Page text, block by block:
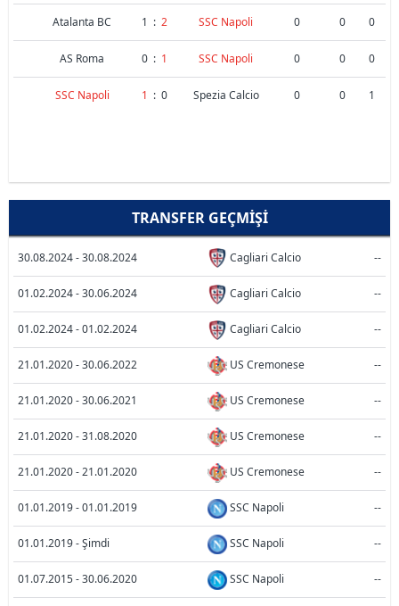
Atalanta BC 1 : 2 SSC Napoli 0 0 0
AS Roma 0 : 1 SSC Napoli 0 0 0
SSC Napoli 1 : 0 Spezia Calcio 0 0 1
TRANSFER GEÇMIŞI
30.08.2024 - 30.08.2024 Cagliari Calcio --
01.02.2024 - 30.06.2024 Cagliari Calcio --
01.02.2024 - 01.02.2024 Cagliari Calcio --
21.01.2020 - 30.06.2022 US Cremonese --
21.01.2020 - 30.06.2021 US Cremonese --
21.01.2020 - 31.08.2020 US Cremonese --
21.01.2020 - 21.01.2020 US Cremonese --
01.01.2019 - 01.01.2019 SSC Napoli --
01.01.2019 - Şimdi SSC Napoli --
01.07.2015 - 30.06.2020 SSC Napoli --